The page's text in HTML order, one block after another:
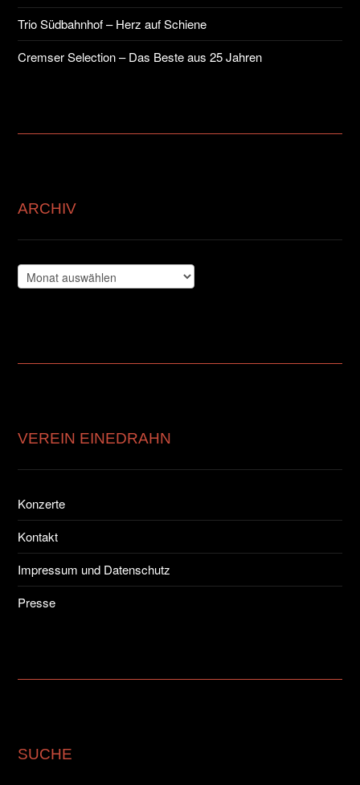
Trio Südbahnhof – Herz auf Schiene
Cremser Selection – Das Beste aus 25 Jahren
ARCHIV
Archiv
VEREIN EINEDRAHN
Konzerte
Kontakt
Impressum und Datenschutz
Presse
SUCHE